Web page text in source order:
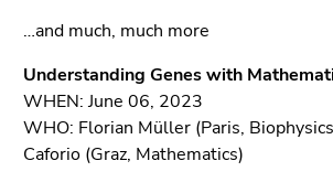
…and much, much more
Understanding Genes with
WHEN: June 06, 2023
WHO: Florian Müller (Paris,
Caforio (Graz, Mathematics)